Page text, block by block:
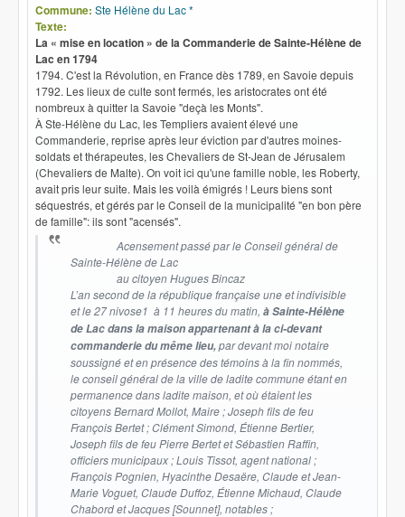
Commune: Ste Hélène du Lac *
Texte:
La « mise en location » de la Commanderie de Sainte-Hélène de
Lac en 1794
1794. C'est la Révolution, en France dès 1789, en Savoie depuis
1792. Les lieux de culte sont fermés, les aristocrates ont été
nombreux à quitter la Savoie "deçà les Monts".
À Ste-Hélène du Lac, les Templiers avaient élevé une
Commanderie, reprise après leur éviction par d'autres moines-
soldats et thérapeutes, les Chevaliers de St-Jean de Jérusalem
(Chevaliers de Malte). On voit ici qu'une famille noble, les Roberty,
avait pris leur suite. Mais les voilà émigrés ! Leurs biens sont
séquestrés, et gérés par le Conseil de la municipalité "en bon père
de famille": ils sont "acensés".
Acensement passé par le Conseil général de
Sainte-Hélène de Lac
au citoyen Hugues Bincaz
L’an second de la république française une et indivisible
et le 27 nivose1 à 11 heures du matin, à Sainte-Hélène
de Lac dans la maison appartenant à la ci-devant
commanderie du même lieu,par devant moi notaire
soussigné et en présence des témoins à la fin nommés,
le conseil général de la ville de ladite commune étant en
permanence dans ladite maison, et où étaient les
citoyens Bernard Mollot, Maire ; Joseph fils de feu
François Bertet ; Clément Simond, Étienne Bertier,
Joseph fils de feu Pierre Bertet et Sébastien Raffin,
officiers municipaux ; Louis Tissot, agent national ;
François Pognien, Hyacinthe Desaëre, Claude et Jean-
Marie Voguet, Claude Duffoz, Étienne Michaud, Claude
Chabord et Jacques [Sounnet], notables ;